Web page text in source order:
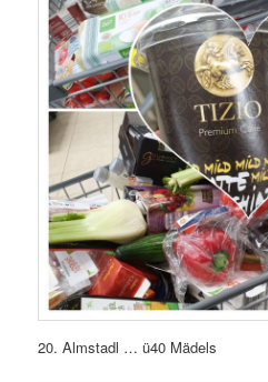
20. Almstadl … ü40 Mädels